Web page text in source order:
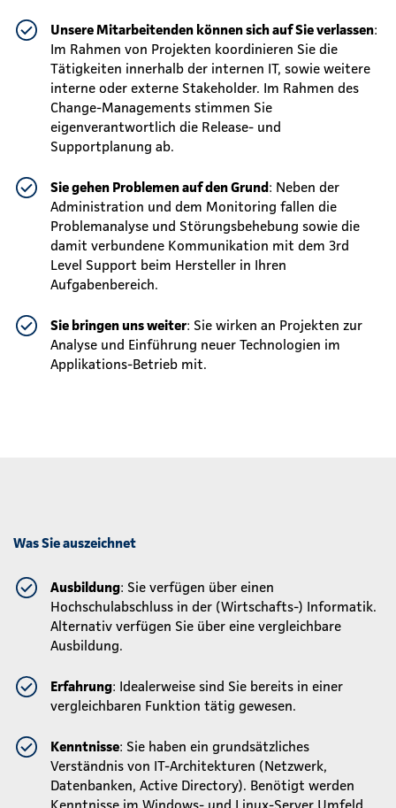
Unsere Mitarbeitenden können sich auf Sie verlassen:
Im Rahmen von Projekten koordinieren Sie die
Tätigkeiten innerhalb der internen IT, sowie weitere
interne oder externe Stakeholder. Im Rahmen des
Change-Managements stimmen Sie
eigenverantwortlich die Release- und
Supportplanung ab.
Sie gehen Problemen auf den Grund: Neben der
Administration und dem Monitoring fallen die
Problemanalyse und Störungsbehebung sowie die
damit verbundene Kommunikation mit dem 3rd
Level Support beim Hersteller in Ihren
Aufgabenbereich.
Sie bringen uns weiter: Sie wirken an Projekten zur
Analyse und Einführung neuer Technologien im
Applikations-Betrieb mit.
Was Sie auszeichnet
Ausbildung: Sie verfügen über einen
Hochschulabschluss in der (Wirtschafts-) Informatik.
Alternativ verfügen Sie über eine vergleichbare
Ausbildung.
Erfahrung: Idealerweise sind Sie bereits in einer
vergleichbaren Funktion tätig gewesen.
Kenntnisse: Sie haben ein grundsätzliches
Verständnis von IT-Architekturen (Netzwerk,
Datenbanken, Active Directory). Benötigt werden
Kenntnisse im Windows- und Linux-Server Umfeld